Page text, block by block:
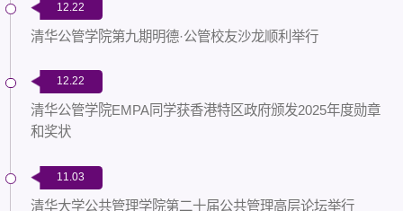
12.22
清华公管学院第九期明德·公管校友沙龙顺利举行
12.22
清华公管学院EMPA同学获香港特区政府颁发2025年度勋章
和奖状
11.03
清华大学公共管理学院第二十届公共管理高层论坛举行